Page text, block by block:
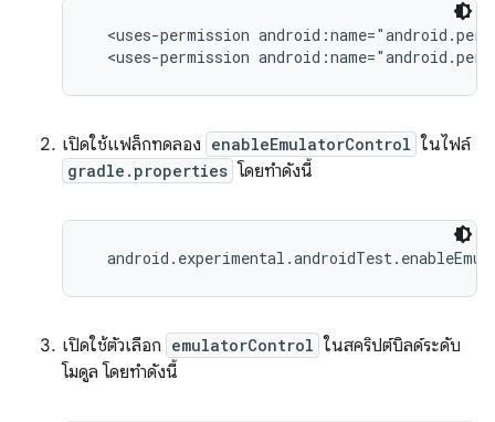
<uses-permission
<uses-permission
เปิดใช้แฟล็กทดลอง enableEmulatorControl ในไฟล์
gradle.properties โดยทำดังนี้
เปิดใช้ตัวเลือก emulatorControl ในสคริปต์บิลด์ระดับ
โมดูล โดยทำดังนี้